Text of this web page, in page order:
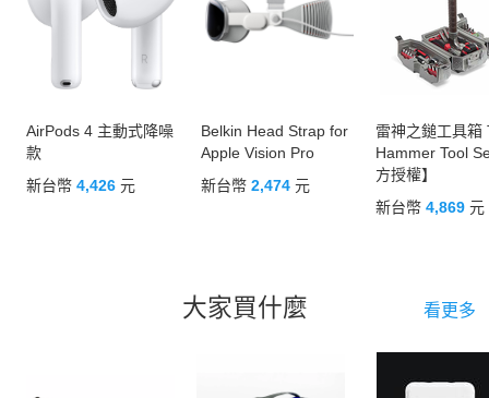
AirPods 4 主動式降噪
款
新台幣4,426 元
Belkin Head Strap for
Apple Vision Pro
新台幣2,474 元
雷神之鎚工具箱
Hammer Tool
方授權】
新台幣4,869 元
大家買什麼 看更多